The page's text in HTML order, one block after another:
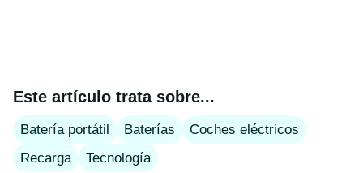
Este artículo trata sobre...
Batería portátil Baterías
Coches eléctricos
Recarga
Tecnología